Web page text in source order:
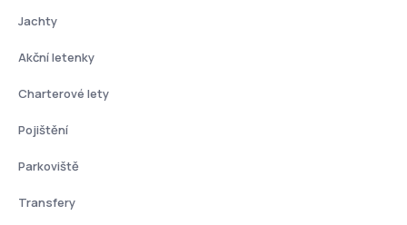
Jachty
Akční letenky
Charterové lety
Pojištění
Parkoviště
Transfery